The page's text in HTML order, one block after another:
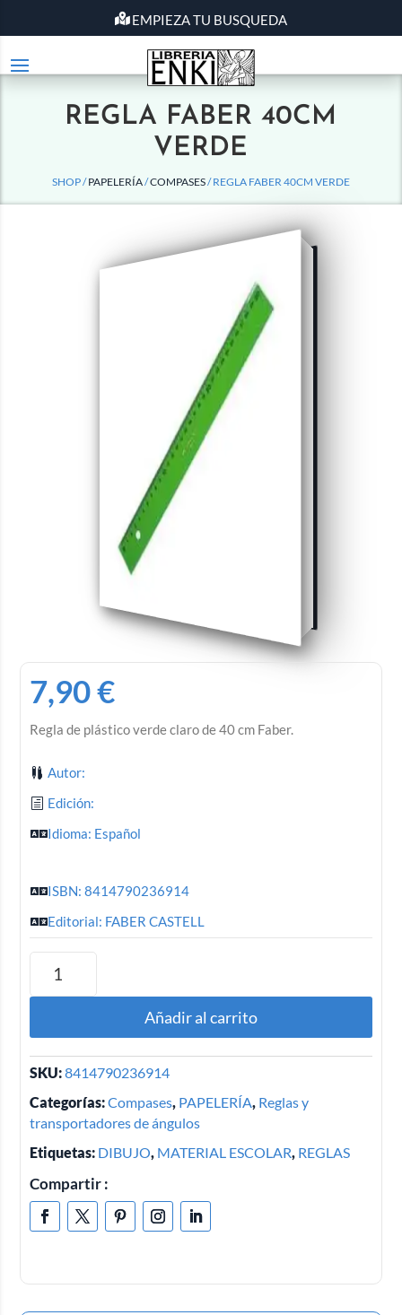
EMPIEZA TU BUSQUEDA
REGLA FABER 40CM
VERDE
SHOP /PAPELERÍA/COMPASES/ REGLA FABER 40CM VERDE
7,90€
Regla de plástico verde claro de 40 cm Faber.
Autor:
Edición:
Idioma: Español
ISBN: 8414790236914
Editorial: FABER CASTELL
Añadir al carrito
SKU:8414790236914
Categorías:Compases, PAPELERÍA, Reglas y
transportadores de ángulos
Etiquetas: DIBUJO, MATERIAL ESCOLAR, REGLAS
Compartir :